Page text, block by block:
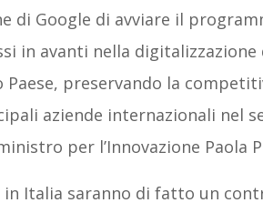
di Google di avviare il
in avanti nella digitalizzazione
preservando la
aziende internazionali nel
per l’Innovazione Paola
Italia saranno di fatto un